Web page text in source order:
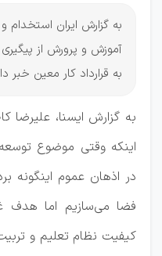
به گزارش ایران استخدام و
آموزش و پرورش از
به قرارداد کار معین خبر
به گزارش ایسنا، علیرضا
اینکه وقتی موضوع
در اذهان عموم
فضا می‌سازیم اما هدف
کیفیت نظام تعلیم و